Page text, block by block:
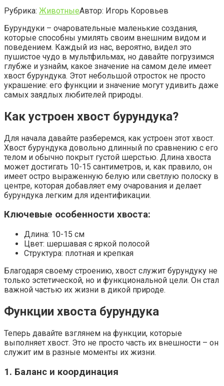
Рубрика: ЖивотныеАвтор: Игорь Коровьев
Бурундуки – очаровательные маленькие создания,
которые способны умилять своим внешним видом и
поведением. Каждый из нас, вероятно, видел это
пушистое чудо в мультфильмах, но давайте погрузимся
глубже и узнайм, какое значение на самом деле имеет
хвост бурундука. Этот небольшой отросток не просто
украшение: его функции и значение могут удивить даже
самых заядлых любителей природы.
Как устроен хвост бурундука?
Для начала давайте разберемся, как устроен этот хвост.
Хвост бурундука довольно длинный по сравнению с его
телом и обычно покрыт густой шерстью. Длина хвоста
может достигать 10-15 сантиметров, и, как правило, он
имеет остро выраженную белую или светлую полоску в
центре, которая добавляет ему очарования и делает
бурундука легким для идентификации.
Ключевые особенности хвоста:
Длина: 10-15 см
Цвет: шершавая с яркой полосой
Структура: плотная и крепкая
Благодаря своему строению, хвост служит бурундуку не
только эстетической, но и функциональной цели. Он стал
важной частью их жизни в дикой природе.
Функции хвоста бурундука
Теперь давайте взглянем на функции, которые
выполняет хвост. Это не просто часть их внешности – он
служит им в разные моменты их жизни.
1. Баланс и координация